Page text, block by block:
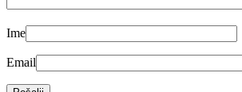
Ime
Email